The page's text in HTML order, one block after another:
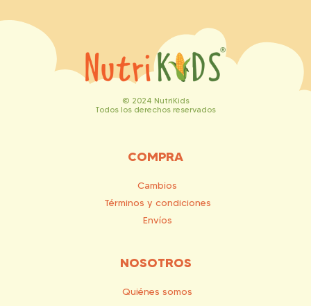
© 2024 NutriKids
Todos los derechos reservados
COMPRA
Cambios
Términos y condiciones
Envíos
NOSOTROS
Quiénes somos